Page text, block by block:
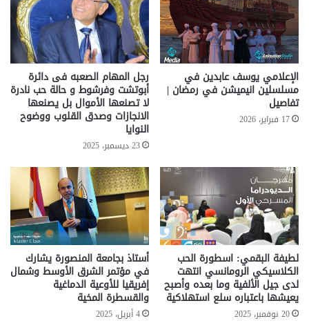
الإعلامي يوسف عابدين في
مسلسلين انيميشن في رمضان |
تفاصيل
17 فبراير، 2026
رجل المهام الصعبه فى دائرة
أبوتشت وفرشوط و حالة حب نادرة
لا تصنعها الأموال بل يصنعها
الانجازات وصدق القلوب ووضوح
النوايا
23 ديسمبر، 2025
لطيفة البقمي: اسطورة الحب
الكلاسيكي الرومانسي انتهت
لدى جيل الألفية وما بعده وأصبح
يعيشها باعتباره سلع استهلاكية
20 نوفمبر، 2025
أستاذ بجامعة المنصورة يشارك
في مؤتمر الشرق الأوسط وشمال
إفريقيا للأوعية الدماغية
والقسطرة المخية
4 أبريل، 2025